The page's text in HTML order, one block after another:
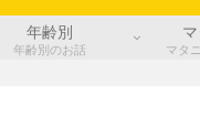
年齢別
年齢別のお話 マタ